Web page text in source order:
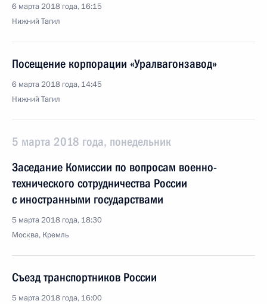
6 марта 2018 года, 16:15
Нижний Тагил
Посещение корпорации «Уралвагонзавод»
6 марта 2018 года, 14:45
Нижний Тагил
5 марта 2018 года, понедельник
Заседание Комиссии по вопросам военно-
технического сотрудничества России
с иностранными государствами
5 марта 2018 года, 18:30
Москва, Кремль
Съезд транспортников России
5 марта 2018 года, 16:00